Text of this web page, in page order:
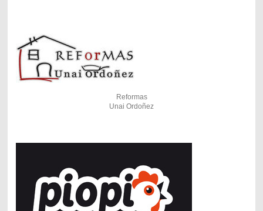
Reformas
Unai Ordoñez